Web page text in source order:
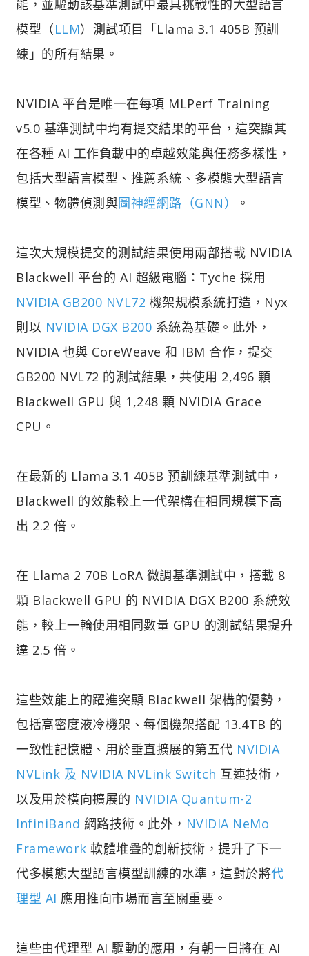
能，並驅動該基準測試中最具挑戰性的大型語言
模型（LLM）測試項目「Llama 3.1 405B 預訓
練」的所有結果。
NVIDIA 平台是唯一在每項 MLPerf Training
v5.0 基準測試中均有提交結果的平台，這突顯其
在各種 AI 工作負載中的卓越效能與任務多樣性，
包括大型語言模型、推薦系統、多模態大型語言
模型、物體偵測與圖神經網路（GNN） 。
這次大規模提交的測試結果使用兩部搭載 NVIDIA
Blackwell 平台的 AI 超級電腦：Tyche 採用
NVIDIA GB200 NVL72 機架規模系統打造，Nyx
則以 NVIDIA DGX B200 系統為基礎。此外，
NVIDIA 也與 CoreWeave 和 IBM 合作，提交
GB200 NVL72 的測試結果，共使用 2,496 顆
Blackwell GPU 與 1,248 顆 NVIDIA Grace
CPU。
在最新的 Llama 3.1 405B 預訓練基準測試中，
Blackwell 的效能較上一代架構在相同規模下高
出 2.2 倍。
在 Llama 2 70B LoRA 微調基準測試中，搭載 8
顆 Blackwell GPU 的 NVIDIA DGX B200 系統效
能，較上一輪使用相同數量 GPU 的測試結果提升
達 2.5 倍。
這些效能上的躍進突顯 Blackwell 架構的優勢，
包括高密度液冷機架、每個機架搭配 13.4TB 的
一致性記憶體、用於垂直擴展的第五代 NVIDIA
NVLink 及 NVIDIA NVLink Switch 互連技術，
以及用於橫向擴展的 NVIDIA Quantum-2
InfiniBand 網路技術。此外， NVIDIA NeMo
Framework 軟體堆疊的創新技術，提升了下一
代多模態大型語言模型訓練的水準，這對於將代
理型 AI 應用推向市場而言至關重要。
這些由代理型 AI 驅動的應用，有朝一日將在 AI